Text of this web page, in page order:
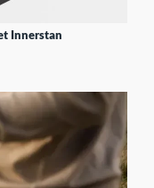
Innerstan